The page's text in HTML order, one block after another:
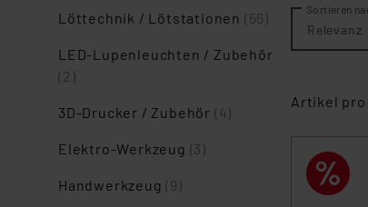
Löttechnik / Lötstationen (56)
LED-Lupenleuchten / Zubehör
(2)
3D-Drucker / Zubehör (4)
Elektro-Werkzeug (3)
Handwerkzeug(9)
Sortieren
Relevanz
Artikel